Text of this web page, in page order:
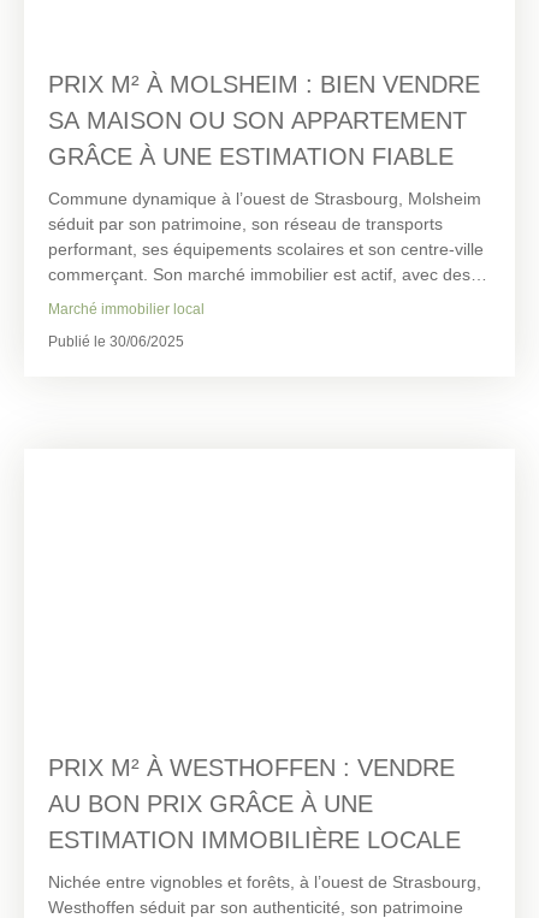
PRIX M² À MOLSHEIM : BIEN VENDRE
SA MAISON OU SON APPARTEMENT
GRÂCE À UNE ESTIMATION FIABLE
Commune dynamique à l’ouest de Strasbourg, Molsheim
séduit par son patrimoine, son réseau de transports
performant, ses équipements scolaires et son centre-ville
commerçant. Son marché immobilier est actif, avec des
biens variés : maisons traditionnelles, appartements
Avant toute mise en vente, il est essentiel de connaître le
Marché immobilier local
Publié le 30/06/2025
PRIX M² À WESTHOFFEN : VENDRE
AU BON PRIX GRÂCE À UNE
ESTIMATION IMMOBILIÈRE LOCALE
Nichée entre vignobles et forêts, à l’ouest de Strasbourg,
Westhoffen séduit par son authenticité, son patrimoine